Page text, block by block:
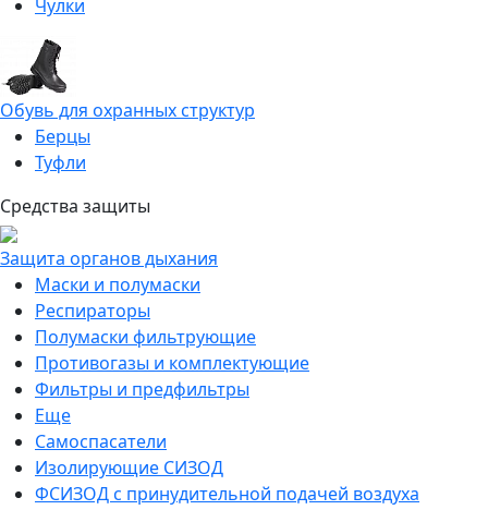
Чулки
Обувь для охранных структур
Берцы
Туфли
Средства защиты
Защита органов дыхания
Маски и полумаски
Респираторы
Полумаски фильтрующие
Противогазы и комплектующие
Фильтры и предфильтры
Еще
Самоспасатели
Изолирующие СИЗОД
ФСИЗОД с принудительной подачей воздуха